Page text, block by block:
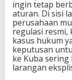
ingin tetap
aturan. Di sisi
perusahaan
regulasi resmi,
kasus hukum
keputusan
ke Kuba sering
larangan